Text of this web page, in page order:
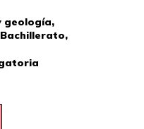
geología,
Bachillerato,